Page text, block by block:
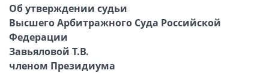
Об утверждении судьи
Высшего Арбитражного Суда Российской
Федерации
Завьяловой Т.В.
членом Президиума